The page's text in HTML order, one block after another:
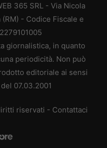
365 SRL - Via Nicola
(RM) - Codice Fiscale e
giornalistica, in quanto
periodicità. Non può
editoriale ai sensi
07.03.2001
riservati - Contattaci